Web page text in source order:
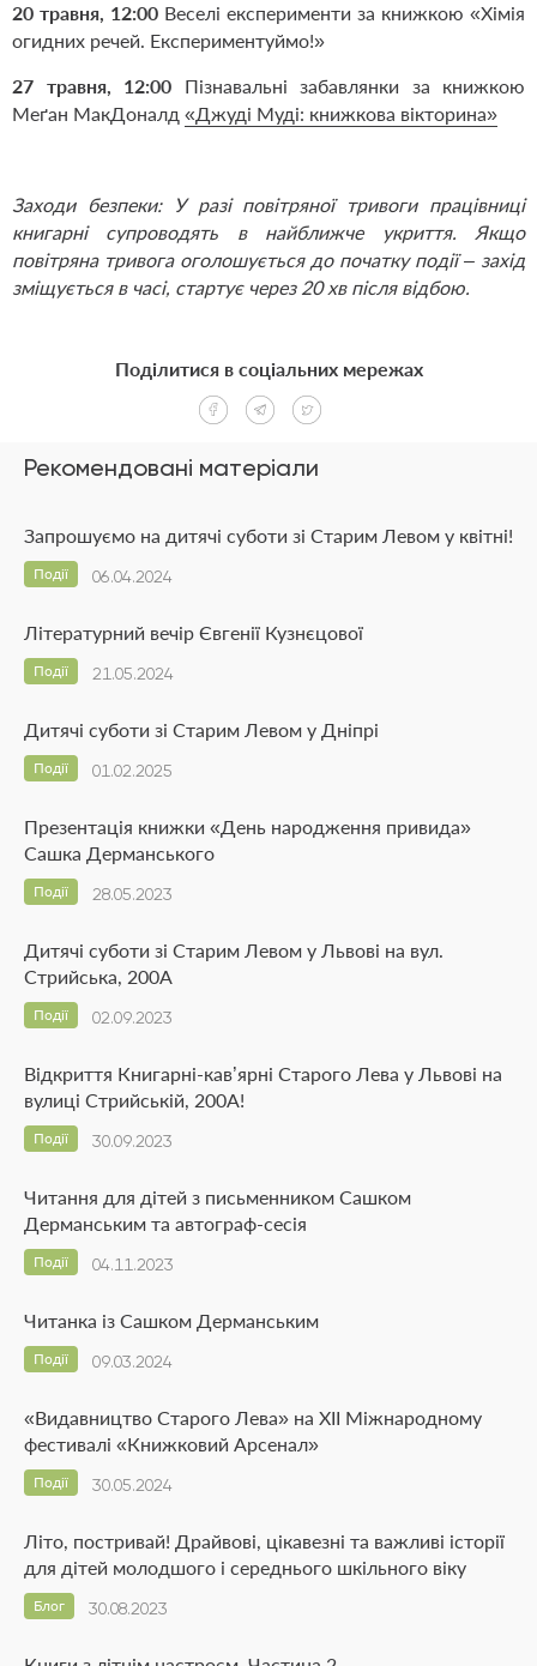
20 травня, 12:00 Веселі експерименти за книжкою «Хімія
огидних речей. Експериментуймо!»
27 травня, 12:00 Пізнавальні забавлянки за книжкою
Меґан МакДоналд «Джуді Муді: книжкова вікторина»
Заходи безпеки: У разі повітряної тривоги працівниці
книгарні супроводять в найближче укриття. Якщо
повітряна тривога оголошується до початку події – захід
зміщується в часі, стартує через 20 хв після відбою.
Рекомендовані матеріали
Запрошуємо на дитячі суботи зі Старим Левом у квітні!
06.04.2024
Події
Літературний вечір Євгенії Кузнєцової
21.05.2024
Події
Дитячі суботи зі Старим Левом у Дніпрі
01.02.2025
Події
Презентація книжки «День народження привида»
Сашка Дерманського
28.05.2023
Події
Дитячі суботи зі Старим Левом у Львові на вул.
Стрийська, 200А
02.09.2023
Події
Відкриття Книгарні-кав’ярні Старого Лева у Львові на
вулиці Стрийській, 200А!
30.09.2023
Події
Читання для дітей з письменником Сашком
Дерманським та автограф-сесія
04.11.2023
Події
Читанка із Сашком Дерманським
09.03.2024
Події
«Видавництво Старого Лева» на ХІІ Міжнародному
фестивалі «Книжковий Арсенал»
30.05.2024
Події
Літо, постривай! Драйвові, цікавезні та важливі історії
для дітей молодшого і середнього шкільного віку
30.08.2023
Блог
Поділитися в соціальних мережах